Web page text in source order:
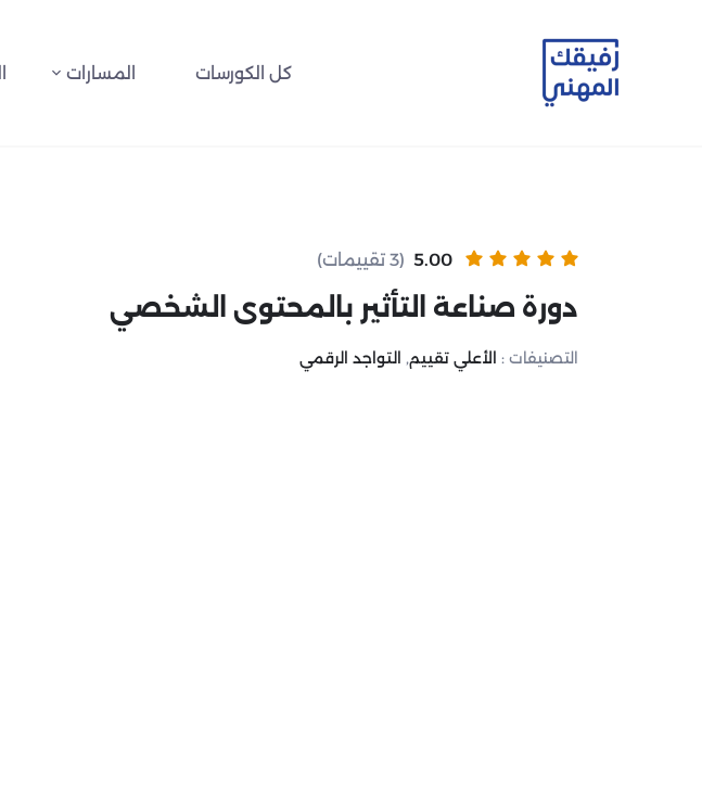
كل الكورسات المسارات
5.00 (3 تقييمات)
دورة صناعة التأثير بالمحتوى الشخصي
التصنيفات : الأعلي تقييم, التواجد الرقمي